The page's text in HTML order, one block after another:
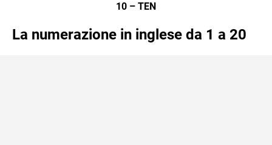
10 – TEN
La numerazione in inglese da 1 a 20